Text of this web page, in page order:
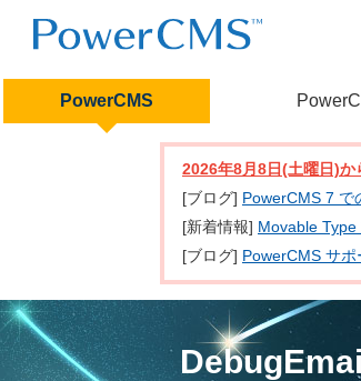
PowerCMS
2026年8月8日(土曜日)か
[ブログ] PowerCMS 7 で
[新着情報] Movable
[ブログ] PowerCMS サ